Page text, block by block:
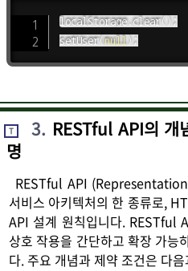
localStorage.clear( ) ;
setUser( null ) ;
T 3. RESTful API의 개
명
RESTful API
서비스 아키텍처의 한 종류로,
API 설계 원칙입니다. RESTful
상호 작용을 간단하고 확장 가능
다. 주요 개념과 제약 조건은 다